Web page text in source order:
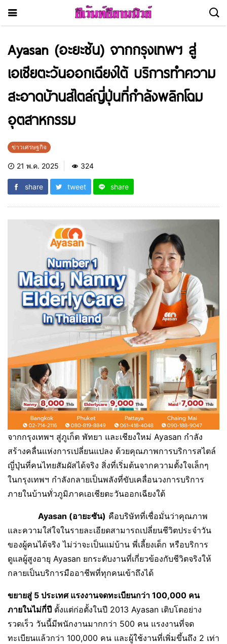
Ayasan (อะยะซัน) จากกรุงเทพฯ สู่
เอเชียตะวันออกเฉียงใต้ บริการทำความ
สะอาดบ้านสไตล์ญี่ปุ่นที่กำลังพลิกโฉม
อุตสาหกรรม
ข่าวเศรษฐกิจ
21 พ.ค. 2025 324
share tweet share
จากกรุงเทพฯ สู่ภูเก็ต พัทยา และเชียงใหม่ Ayasan กำลัง
สร้างคลื่นแห่งการเปลี่ยนแปลง ด้วยคุณภาพการบริการสไตล์
ญี่ปุ่นที่คนไทยสัมผัสได้จริง สิ่งที่เริ่มต้นจากความตั้งใจเล็กๆ
ในกรุงเทพฯ กำลังกลายเป็นพลังที่ขับเคลื่อนวงการบริการ
ภายในบ้านทั่วภูมิภาคเอเชียตะวันออกเฉียงใต้
Ayasan (อายะซัน) คือบริษัทที่เชื่อมั่นว่าคุณภาพ
และความใส่ใจในรายละเอียดสามารถเปลี่ยนชีวิตประจำวัน
ของผู้คนได้จริง ไม่ว่าจะเป็นแม่บ้าน พี่เลี้ยงเด็ก หรือบริการ
ดูแลผู้สูงอายุ Ayasan ยกระดับงานที่เกี่ยวข้องกับชีวิตจริงให้
กลายเป็นบริการมืออาชีพที่ทุกคนเข้าถึงได้
ขยายสู่ 5 ประเทศ แรงงานจดทะเบียนกว่า 100,000 คน
ภายในไม่กี่ปี ตั้งแต่ก่อตั้งในปี 2013 Ayasan เติบโตอย่าง
รวดเร็ว วันนี้มีพนักงานมากกว่า 500 คน แรงงานที่จด
ทะเบียนแล้วกว่า 100,000 คน และผู้ใช้งานที่เพิ่มขึ้นถึง 2 เท่า